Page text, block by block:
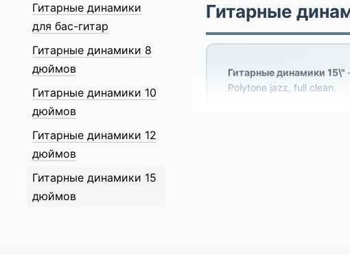
Гитарные
Гитарные динамики 15\"
Polytone jazz, full clean.
Гитарные динамики
для бас-гитар
Гитарные динамики 8
дюймов
Гитарные динамики 10
дюймов
Гитарные динамики 12
дюймов
Гитарные динамики 15
дюймов